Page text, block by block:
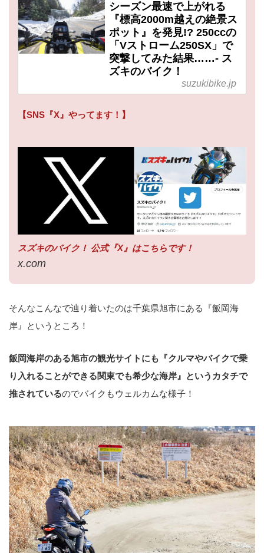
シーズン最速で上がれる
『標高2000m越えの絶景ス
ポット』を発見!? 250ccの
「Vストローム250SX」で
突撃してみた結果……- ス
ズキのバイク！
suzukibike.jp
【SNS『X』やってます！】
スズキのバイク！ 公式『X』はこちらです！
x.com
そんなこんなで辿り着いたのは千葉県旭市にある『飯岡海
岸』というところ！
飯岡海岸のある旭市の観光サイトにも『クルマやバイクで乗
り入れることができる関東でも希少な海岸』というカタチで
推されているのでバイクもウェルカムな様子！